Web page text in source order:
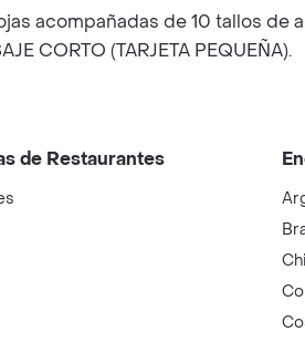
acompañadas de 10 tallos de
CORTO (TARJETA PEQUEÑA).
de Restaurantes